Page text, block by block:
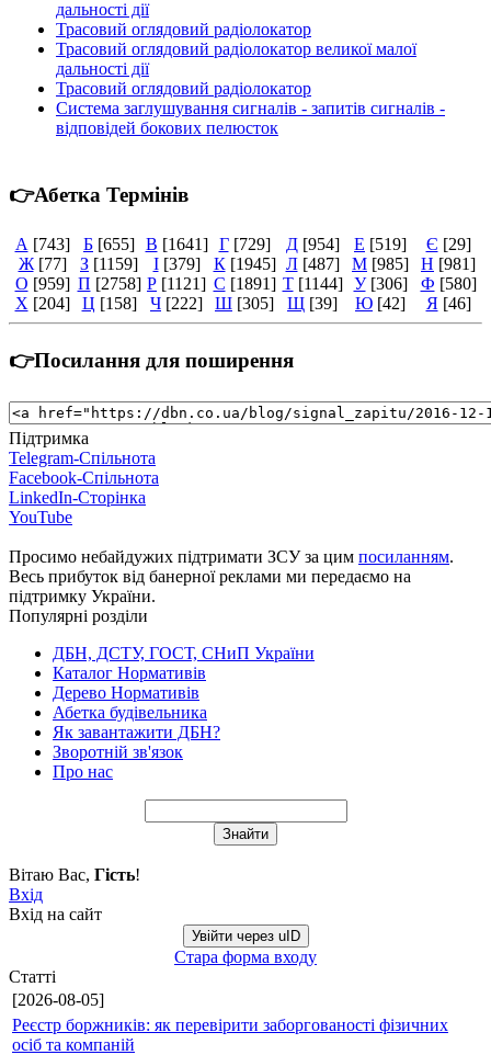
дальності дії
Трасовий оглядовий радіолокатор
Трасовий оглядовий радіолокатор великої малої
дальності дії
Трасовий оглядовий радіолокатор
Система заглушування сигналів - запитів сигналів -
відповідей бокових пелюсток
👉Абетка Термінів
А [743] Б [655] В [1641] Г [729] Д [954] Е [519] Є [29]
Ж [77] З [1159] І [379] К [1945] Л [487] М [985] Н [981]
О [959] П [2758] Р [1121] С [1891] Т [1144] У [306] Ф [580]
Х [204] Ц [158] Ч [222] Ш [305] Щ [39] Ю [42] Я [46]
👉Посилання для поширення
Підтримка
Telegram-Спільнота
Facebook-Спільнота
LinkedIn-Сторінка
YouTube
Просимо небайдужих підтримати ЗСУ за цим посиланням.
Весь прибуток від банерної реклами ми передаємо на
підтримку України.
Популярні розділи
ДБН, ДСТУ, ГОСТ, СНиП України
Каталог Нормативів
Дерево Нормативів
Абетка будівельника
Як завантажити ДБН?
Зворотній зв'язок
Про нас
Вітаю Вас, Гість!
Вхід
Вхід на сайт
Увійти через uID
Стара форма входу
Статті
[2026-08-05]
Реєстр боржників: як перевірити заборгованості фізичних
осіб та компаній